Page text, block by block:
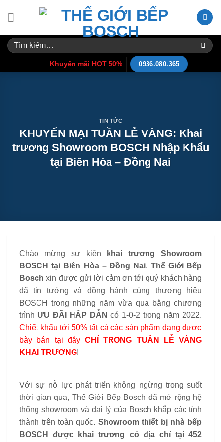
Tìm
kiếm:
Khuyến mãi HOT 50% 0936.080.365
TIN TỨC
KHUYẾN MẠI TUẦN LỄ VÀNG: Khai
trương Showroom BOSCH Nhập Khẩu
tại Biên Hòa – Đồng Nai
Chào mừng sự kiện
khai trương Showroom
BOSCH tại Biên Hòa – Đồng Nai, Thế Giới Bếp
Bosch xin được gửi lời cảm ơn tới quý khách hàng
đã tin tưởng và đồng hành cùng thương hiệu
BOSCH trong những năm vừa qua bằng chương
trình ƯU ĐÃI HẤP DẪN có 1-0-2 trong năm 2022.
Chiết khấu tới 50% tất cả các sản phẩm đang được
bày bán tại đây CHỈ TRONG TUẦN LỄ VÀNG
KHAI TRƯƠNG!
Với sự nỗ lực phát triển không ngừng trong suốt
thời gian qua, Thế Giới Bếp Bosch đã mở rộng hệ
thống showroom và đại lý của Bosch khắp các tỉnh
thành trên toàn quốc. Showroom thiết bị nhà bếp
BOSCH được khai trương có địa chỉ tại 452